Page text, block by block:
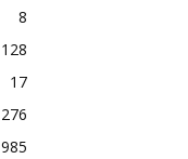
8
128
17
276
985